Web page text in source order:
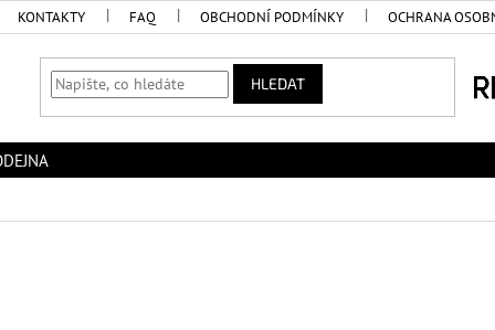
KONTAKTY FAQ OBCHODNÍ PODMÍNKY OCHRANA
HLEDAT